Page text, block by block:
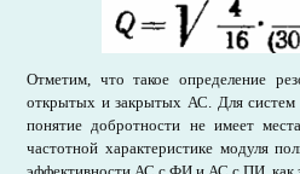
Отметим, что такое определение
открытых и закрытых АС. Для
понятие добротности не имеет
частотной характеристике модуля